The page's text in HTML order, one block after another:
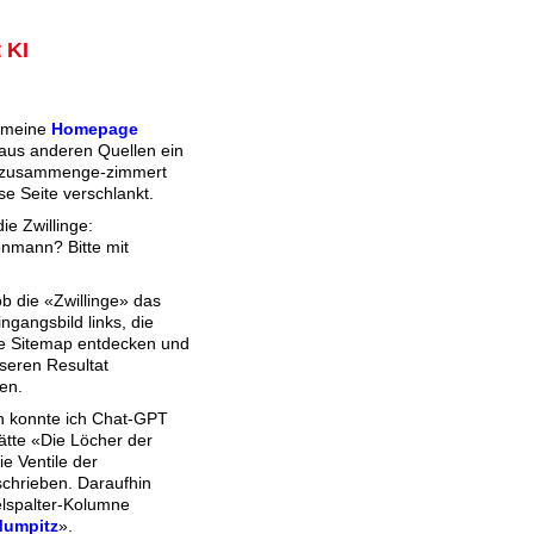
KI
Homepage
anderen Quellen ein
zimmert
Seite verschlankt.
Zwillinge:
Bitte mit
die «Zwillinge» das
links, die
Sitemap entdecken und
Resultat
konnte ich Chat-GPT
«Die Löcher der
Ventile der
Daraufhin
Kolumne
».